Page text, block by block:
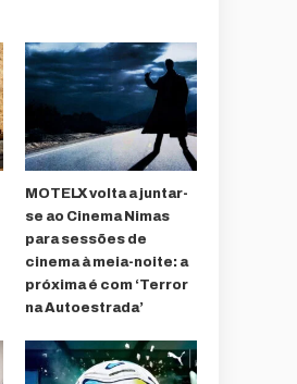
MOTELX volta a juntar-
se ao Cinema Nimas
para sessões de
cinema à meia-noite: a
próxima é com ‘Terror
na Autoestrada’